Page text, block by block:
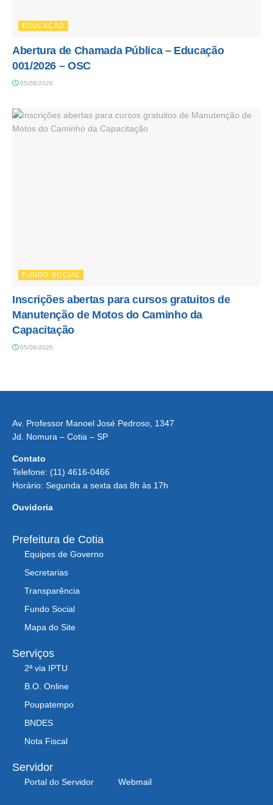
EDUCAÇÃO
Abertura de Chamada Pública – Educação
001/2026 – OSC
05/08/2026
FUNDO SOCIAL
Inscrições abertas para cursos gratuitos de
Manutenção de Motos do Caminho da
Capacitação
05/08/2026
Av. Professor Manoel José Pedroso, 1347
Jd. Nomura – Cotia – SP
Contato
Telefone: (11) 4616-0466
Horário: Segunda a sexta das 8h às 17h
Ouvidoria
Prefeitura de Cotia
Equipes de Governo
Secretarias
Transparência
Fundo Social
Mapa do Site
Serviços
2ª via IPTU
B.O. Online
Poupatempo
BNDES
Nota Fiscal
Servidor
Portal do Servidor Webmail